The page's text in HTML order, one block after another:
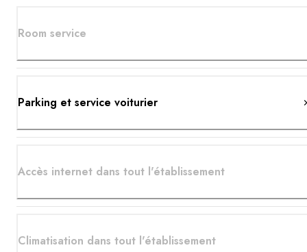
Room service
Parking et service voiturier
Accès internet dans tout l'établissement
Climatisation dans tout l'établissement